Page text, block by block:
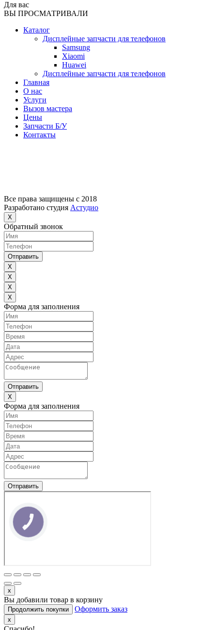
Для вас
ВЫ ПРОСМАТРИВАЛИ
Каталог
Дисплейные запчасти для телефонов
Samsung
Xiaomi
Huawei
Дисплейные запчасти для телефонов
Главная
О нас
Услуги
Вызов мастера
Цены
Запчасти Б/У
Контакты
Все права защищены с 2018
Разработано студия Астудио
X
Обратный звонок
Отправить
X
X
X
X
Форма для заполнения
Отправить
X
Форма для заполнения
Отправить
x
Вы добавили товар в корзину
Продолжить покупки Оформить заказ
x
КНОПКА
ЗВ'ЯЗКУ